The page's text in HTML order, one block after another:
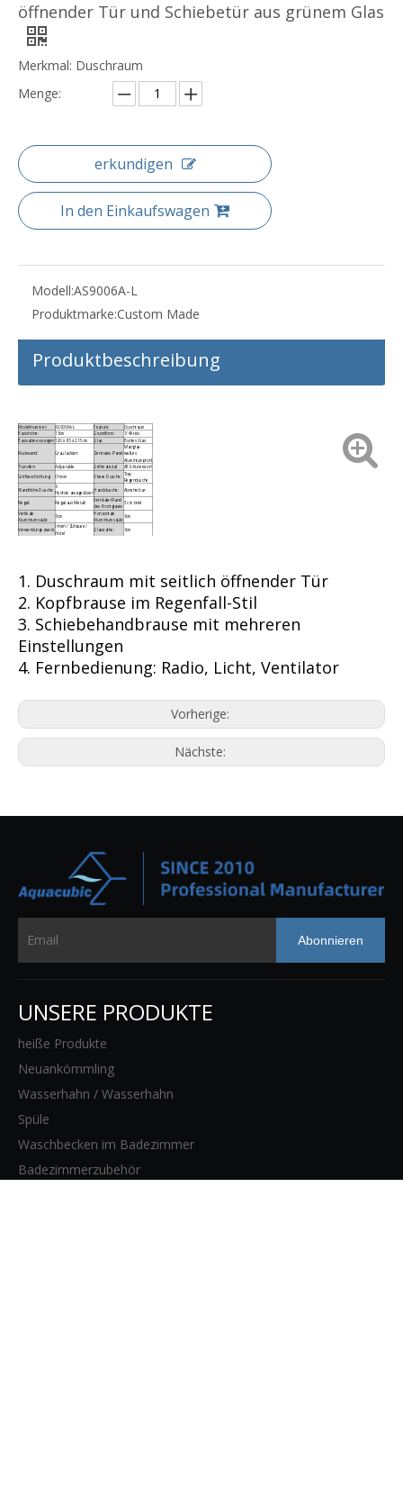
öffnender Tür und Schiebetür aus grünem Glas
Merkmal: Duschraum
Menge:
erkundigen
In den Einkaufswagen
Modell:AS9006A-L
Produktmarke:Custom Made
Produktbeschreibung
Modellnummer: AS9006A-L Feature: Duschraum
Basishöhe: 15cm Grundform:
1/4 Kreis
Basisabmessungen:120 x 85 x 215 cm Glas: Buntes Glas
Rückwand: Grau lackiert Zentrales Panel:
Mattglas-
weißes
Aluminiumprofil
Türrollen:
Adjustable Griffmaterial:
ABS-Kunststoff
Griffbeschichtung:
Chrom Obere Dusche:
Top
Regendusche
Wandhöhe Dusche:
6
Hydromassagedüsen
Hand dusche: Abnehmbar
Regal: Regal aus Metall
Vertikaler Rand
des Frontglases
3 cm breit
Vertikale
Aluminiumsäule:
5cm
Horizontale
Aluminiumsäule:
6cm
Verwendungszweck:
Innen / Zuhause /
Hotel
Glasstärke: 6cm
1. Duschraum mit seitlich öffnender Tür
2. Kopfbrause im Regenfall-Stil
3. Schiebehandbrause mit mehreren
Einstellungen
4. Fernbedienung: Radio, Licht, Ventilator
Vorherige:
Nächste:
Abonnieren
UNSERE PRODUKTE
heiße Produkte
Neuankömmling
Wasserhahn / Wasserhahn
Spüle
Waschbecken im Badezimmer
Badezimmerzubehör